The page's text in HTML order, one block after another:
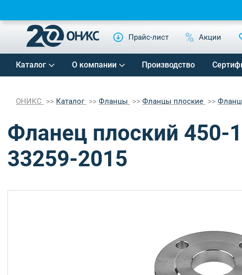
Прайс-лист Акции
Каталог О компании Производство
ОНИКС Каталог Фланцы Фланцы плоские
Фланец плоский 450-
33259-2015